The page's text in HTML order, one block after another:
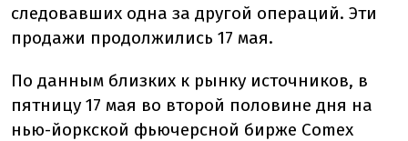
следовавших одна за другой операций. Эти
продажи продолжились 17 мая.
По данным близких к рынку источников, в
пятницу 17 мая во второй половине дня на
нью-йоркской фьючерсной бирже Comex